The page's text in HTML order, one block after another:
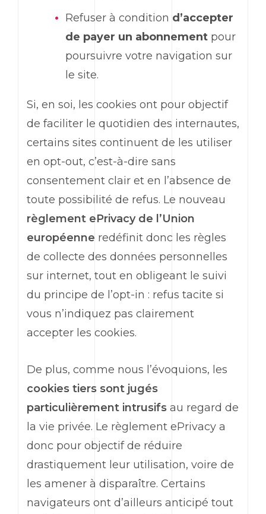
Refuser à condition d’accepter
de payer un abonnement pour
poursuivre votre navigation sur
le site.
Si, en soi, les cookies ont pour objectif
de faciliter le quotidien des internautes,
certains sites continuent de les utiliser
en opt-out, c’est-à-dire sans
consentement clair et en l’absence de
toute possibilité de refus. Le nouveau
règlement ePrivacy de l’Union
européenne redéfinit donc les règles
de collecte des données personnelles
sur internet, tout en obligeant le suivi
du principe de l’opt-in : refus tacite si
vous n’indiquez pas clairement
accepter les cookies.
De plus, comme nous l’évoquions, les
cookies tiers sont jugés
particulièrement intrusifs au regard de
la vie privée. Le règlement ePrivacy a
donc pour objectif de réduire
drastiquement leur utilisation, voire de
les amener à disparaître. Certains
navigateurs ont d’ailleurs anticipé tout